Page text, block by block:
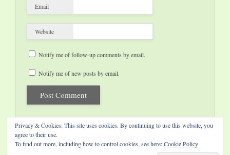
Email
Website
Notify me of follow-up comments by email.
Notify me of new posts by email.
Privacy & Cookies: This site uses cookies. By continuing to use this website, you
agree to their use.
To find out more, including how to control cookies, see here:Cookie Policy